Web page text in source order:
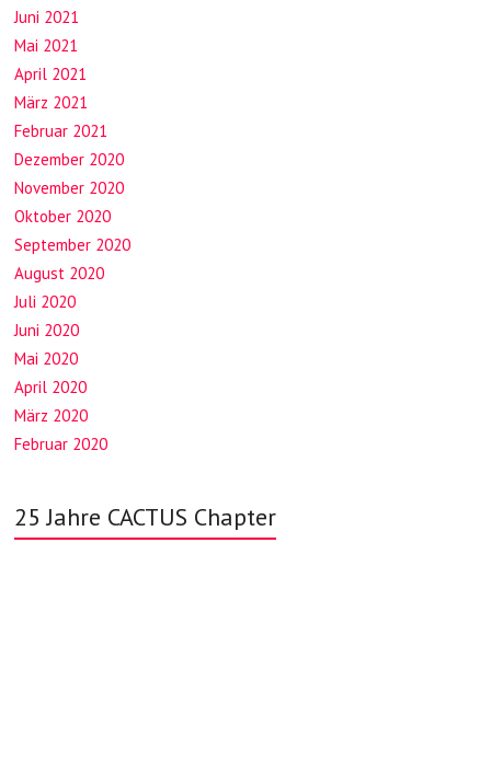
Juni 2021
Mai 2021
April 2021
März 2021
Februar 2021
Dezember 2020
November 2020
Oktober 2020
September 2020
August 2020
Juli 2020
Juni 2020
Mai 2020
April 2020
März 2020
Februar 2020
25 Jahre CACTUS Chapter